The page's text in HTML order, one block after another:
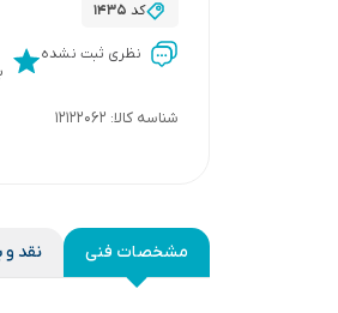
کد 1435
نظری ثبت نشده
شناسه کالا: 12122062
مشخصات فنی نقد و